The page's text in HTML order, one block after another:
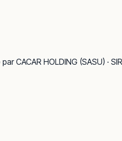
CACAR HOLDING (SASU) ·